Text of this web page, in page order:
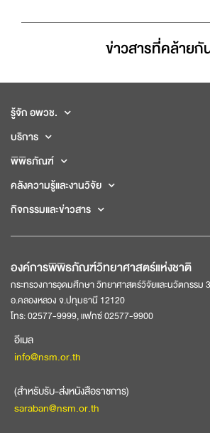
ข่าวสารที่่คล้ายกั
รู้จัก อพวช.
บริการ
พิพิธภัณฑ์
คลังความรู้และงานวิจัย
กิจกรรมและข่าวสาร
องค์การพิพิธภัณฑ์วิทยาศาสตร์แห่งชาติ
กระทรวงการอุดมศึกษา วิทยาศาสตร์วิจัยและนวัตกรรม
อ.คลองหลวง จ.ปทุมธานี 12120
โทร: 02577-9999, แฟกซ์ 02577-9900
อีเมล
info@nsm.or.th
(สำหรับรับ-ส่งหนังสือราชการ)
saraban@nsm.or.th